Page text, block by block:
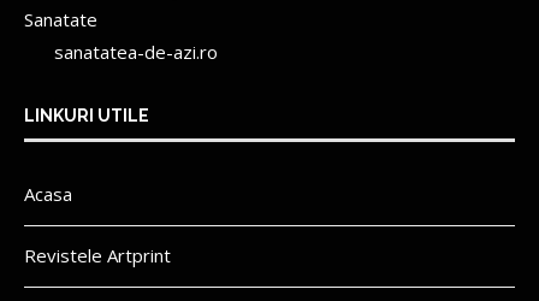
Sanatate
sanatatea-de-azi.ro
LINKURI UTILE
Acasa
Revistele Artprint